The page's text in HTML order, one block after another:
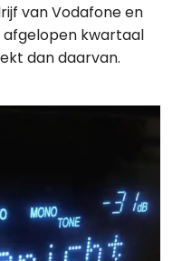
van Vodafone en
afgelopen kwartaal
dan daarvan.